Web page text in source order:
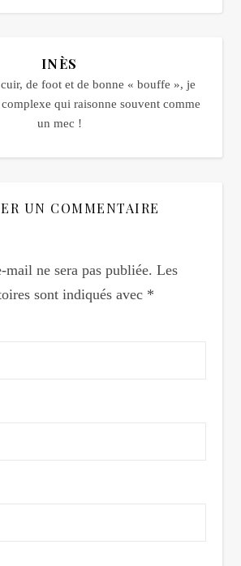
INÈS
cuir, de foot et de bonne « bouffe », je
qui raisonne souvent comme
un mec !
UN COMMENTAIRE
mail ne sera pas publiée. Les
sont indiqués avec *